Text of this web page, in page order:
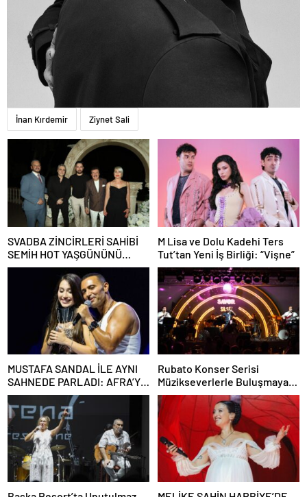
İnan Kırdemir Ziynet Sali
SVADBA ZİNCİRLERİ SAHİBİ
SEMİH HOT YAŞGÜNÜNÜ
SANAT VE CEMİYET
DÜNYASININ ÜNLÜ
İSİMLERİYLE KUTLADI!
M Lisa ve Dolu Kadehi Ters
Tut’tan Yeni İş Birliği: “Vişne”
MUSTAFA SANDAL İLE AYNI
SAHNEDE PARLADI: AFRA’YA
HARBİYE’DE BÜYÜK ALKIŞ
Rubato Konser Serisi
Müzikseverlerle Buluşmaya
Devam Ediyor